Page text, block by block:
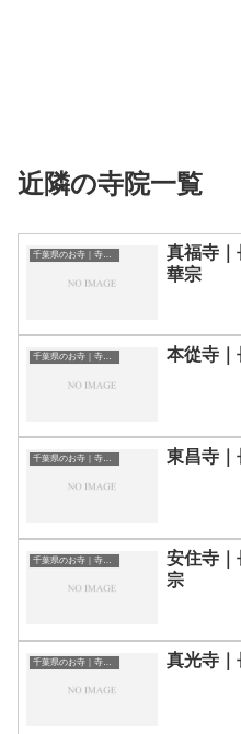
近隣の寺院一覧
千葉県のお寺｜寺院一覧
真福寺｜
華宗
千葉県のお寺｜寺院一覧 本從寺｜
千葉県のお寺｜寺院一覧 東昌寺｜
千葉県のお寺｜寺院一覧
安住寺｜
宗
千葉県のお寺｜寺院一覧 真光寺｜